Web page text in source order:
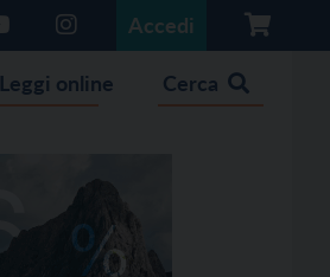
Accedi
Leggi online Cerca